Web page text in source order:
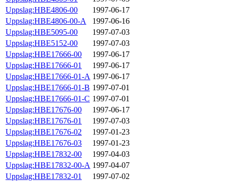
Uppslag:HBE4806-00
1997-06-17
Uppslag:HBE4806-00-A
1997-06-16
Uppslag:HBE5095-00
1997-07-03
Uppslag:HBE5152-00
1997-07-03
Uppslag:HBE17666-00
1997-06-17
Uppslag:HBE17666-01
1997-06-17
Uppslag:HBE17666-01-A 1997-06-17
Uppslag:HBE17666-01-B 1997-07-01
Uppslag:HBE17666-01-C 1997-07-01
Uppslag:HBE17676-00
1997-06-17
Uppslag:HBE17676-01
1997-07-03
Uppslag:HBE17676-02
1997-01-23
Uppslag:HBE17676-03
1997-01-23
Uppslag:HBE17832-00
1997-04-03
Uppslag:HBE17832-00-A 1997-04-07
Uppslag:HBE17832-01
1997-07-02